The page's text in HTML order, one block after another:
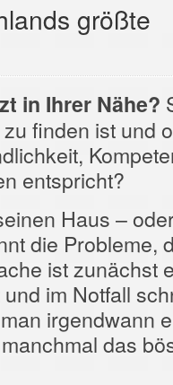
größte
in Ihrer Nähe?
finden ist und
entspricht?
Haus –
die Probleme,
ist zunächst
im Notfall
irgendwann
das